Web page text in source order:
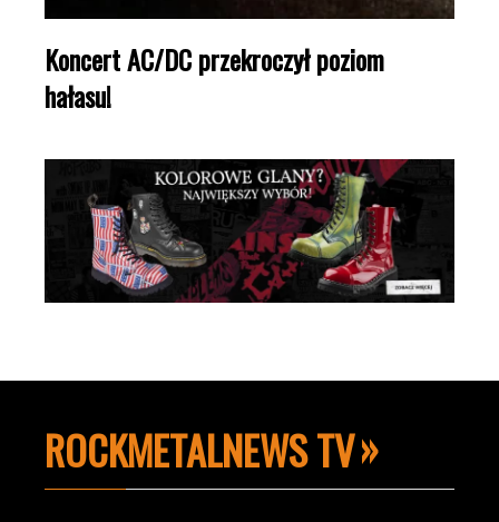
Koncert AC/DC przekroczył poziom
hałasu!
ROCKMETALNEWS TV